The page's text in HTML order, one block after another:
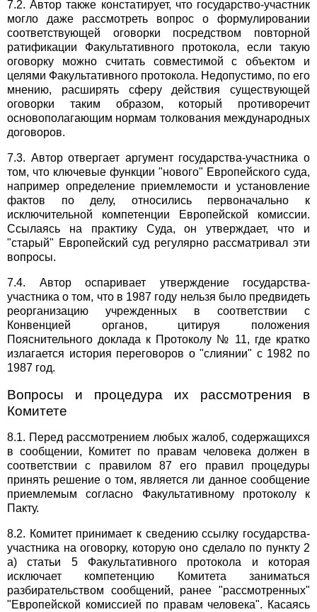
7.2. Автор также констатирует, что государство-участник
могло даже рассмотреть вопрос о формулировании
соответствующей оговорки посредством повторной
ратификации Факультативного протокола, если такую
оговорку можно считать совместимой с объектом и
целями Факультативного протокола. Недопустимо, по его
мнению, расширять сферу действия существующей
оговорки таким образом, который противоречит
основополагающим нормам толкования международных
договоров.
7.3. Автор отвергает аргумент государства-участника о
том, что ключевые функции "нового" Европейского суда,
например определение приемлемости и установление
фактов по делу, относились первоначально к
исключительной компетенции Европейской комиссии.
Ссылаясь на практику Суда, он утверждает, что и
"старый" Европейский суд регулярно рассматривал эти
вопросы.
7.4. Автор оспаривает утверждение государства-
участника о том, что в 1987 году нельзя было предвидеть
реорганизацию учрежденных в соответствии с
Конвенцией органов, цитируя положения
Пояснительного доклада к Протоколу № 11, где кратко
излагается история переговоров о "слиянии" с 1982 по
1987 год.
Вопросы и процедура их рассмотрения в
Комитете
8.1. Перед рассмотрением любых жалоб, содержащихся
в сообщении, Комитет по правам человека должен в
соответствии с правилом 87 его правил процедуры
принять решение о том, является ли данное сообщение
приемлемым согласно Факультативному протоколу к
Пакту.
8.2. Комитет принимает к сведению ссылку государства-
участника на оговорку, которую оно сделало по пункту 2
а) статьи 5 Факультативного протокола и которая
исключает компетенцию Комитета заниматься
разбирательством сообщений, ранее "рассмотренных"
"Европейской комиссией по правам человека". Касаясь